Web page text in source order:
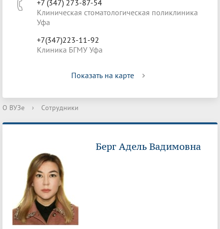
+7 (347) 273-87-54
Клиническая стоматологическая поликлиника
Уфа
+7(347)223-11-92
Клиника БГМУ Уфа
Показать на карте
О ВУЗе › Сотрудники
Берг Адель Вадимовна